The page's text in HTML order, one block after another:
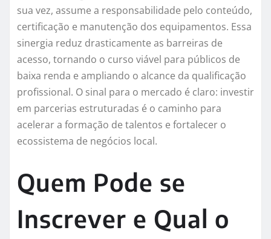
sua vez, assume a responsabilidade pelo conteúdo,
certificação e manutenção dos equipamentos. Essa
sinergia reduz drasticamente as barreiras de
acesso, tornando o curso viável para públicos de
baixa renda e ampliando o alcance da qualificação
profissional. O sinal para o mercado é claro: investir
em parcerias estruturadas é o caminho para
acelerar a formação de talentos e fortalecer o
ecossistema de negócios local.
Quem Pode se
Inscrever e Qual o